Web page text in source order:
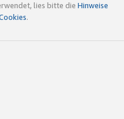
lies bitte die Hinweise
.